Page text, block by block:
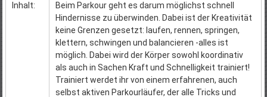
Inhalt:
Beim Parkour geht es darum möglichst schnell
Hindernisse zu überwinden. Dabei ist der Kreativität
keine Grenzen gesetzt: laufen, rennen, springen,
klettern, schwingen und balancieren -alles ist
möglich. Dabei wird der Körper sowohl koordinativ
als auch in Sachen Kraft und Schnelligkeit trainiert!
Trainiert werdet ihr von einem erfahrenen, auch
selbst aktiven Parkourläufer, der alle Tricks und